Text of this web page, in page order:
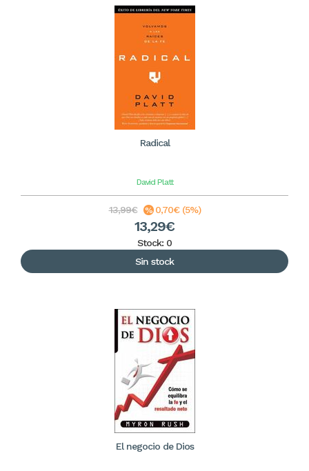
Radical
David Platt
13,99€ 0,70€ (5%)
13,29€
Stock: 0
Sin stock
El negocio de Dios